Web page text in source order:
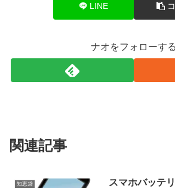
LINE
ナオをフォローする
関連記事
知恵袋
スマホバッテ